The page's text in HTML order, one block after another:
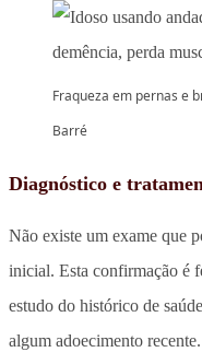
Fraqueza em pernas e
Barré
Diagnóstico e
Não existe um exame que
inicial. Esta confirmação é
estudo do histórico de
algum adoecimento recente.